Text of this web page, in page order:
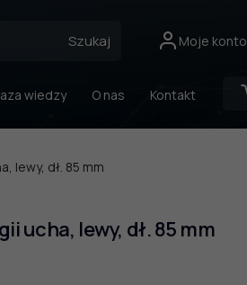
Szukaj Moje konto
wiedzy O nas Kontakt
lewy, dł. 85 mm
ucha, lewy, dł. 85 mm